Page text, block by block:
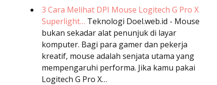
3 Cara Melihat DPI Mouse Logitech G Pro X
Superlight… Teknologi Doel.web.id - Mouse
bukan sekadar alat penunjuk di layar
komputer. Bagi para gamer dan pekerja
kreatif, mouse adalah senjata utama yang
mempengaruhi performa. Jika kamu pakai
Logitech G Pro X…